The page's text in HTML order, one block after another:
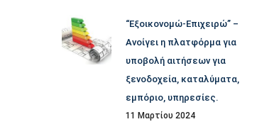
“Εξοικονομώ-Επιχειρώ” –
Ανοίγει η πλατφόρμα για
υποβολή αιτήσεων για
ξενοδοχεία, καταλύματα,
εμπόριο, υπηρεσίες.
11 Μαρτίου 2024